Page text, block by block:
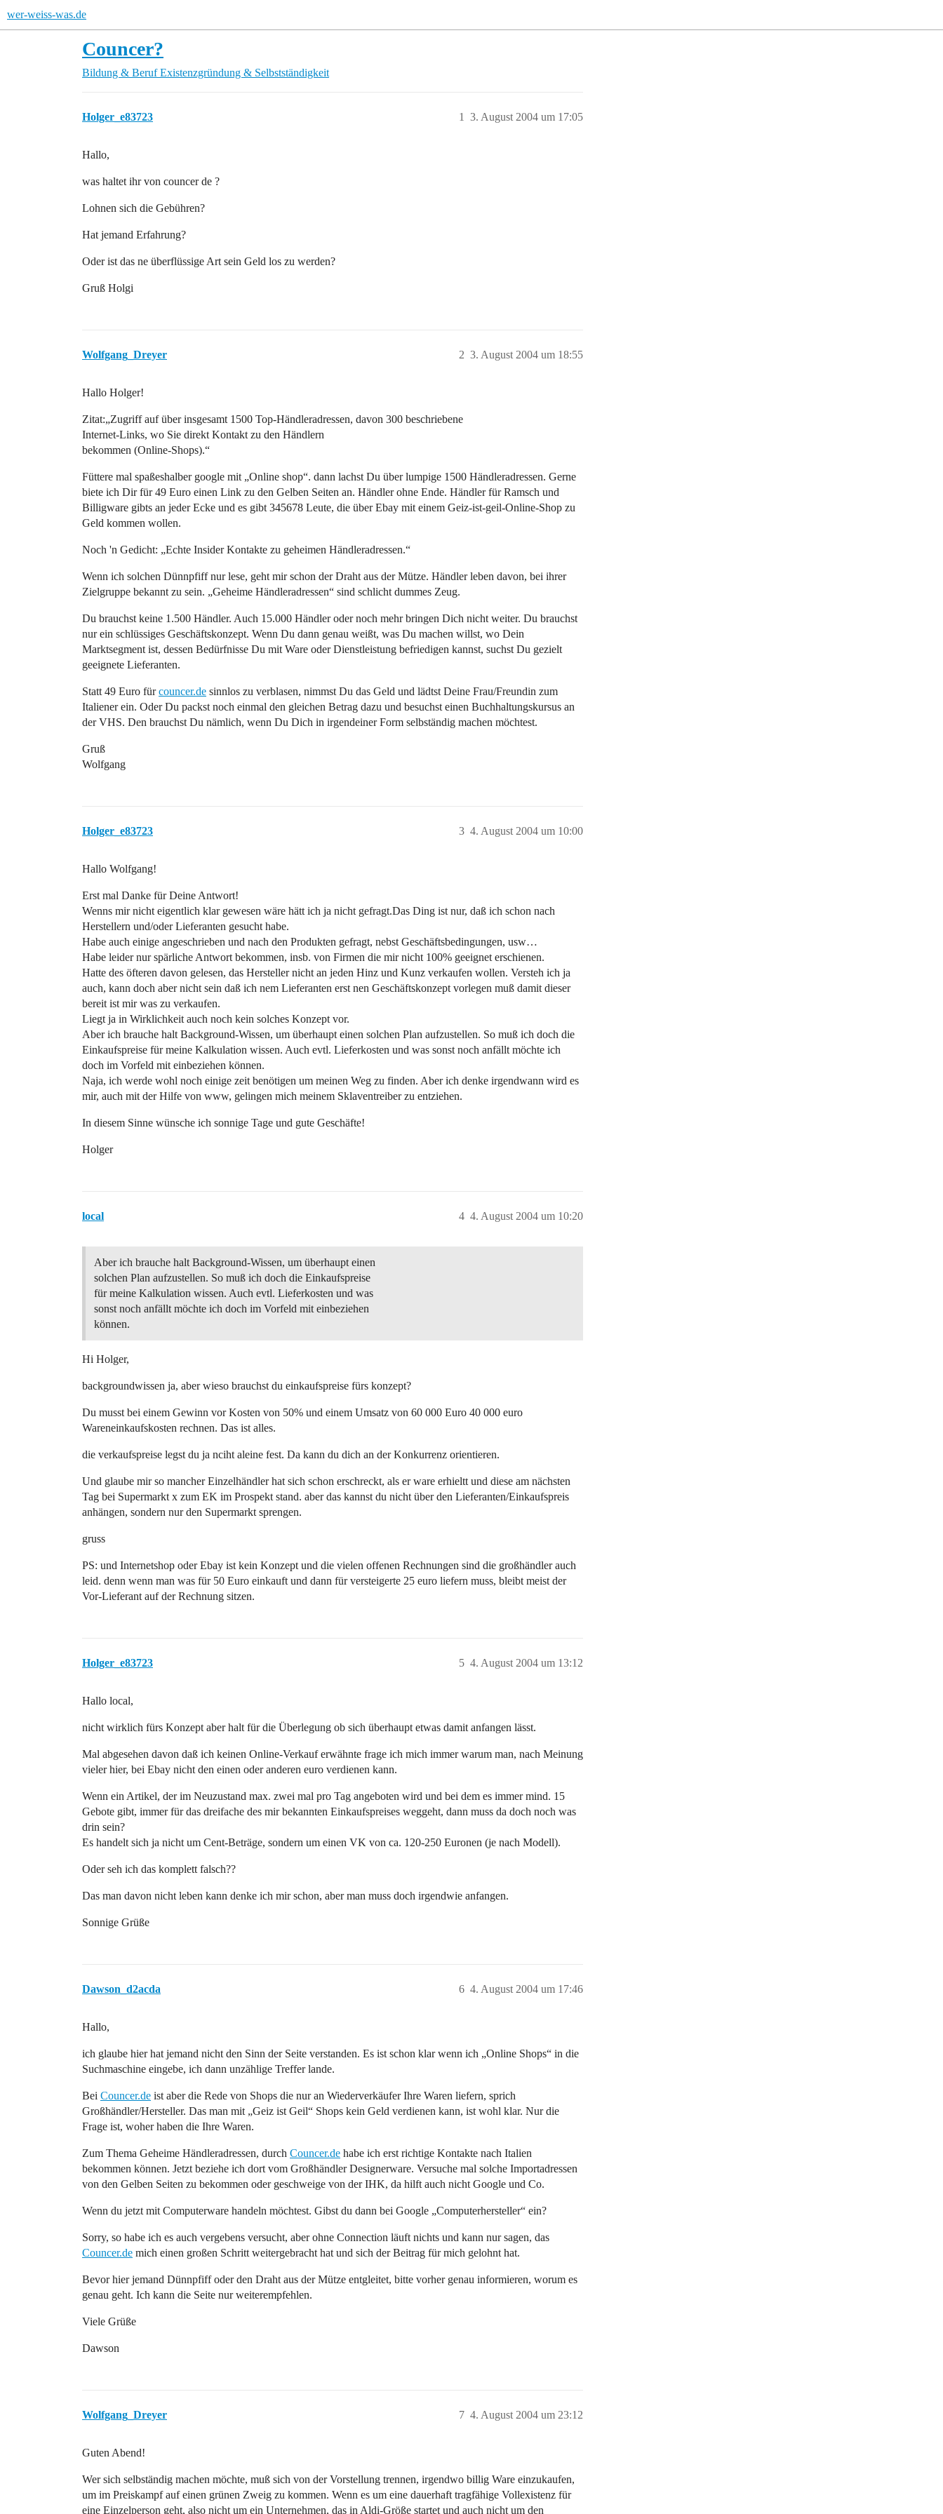
wer-weiss-was.de
Councer?
Bildung & Beruf Existenzgründung & Selbstständigkeit
Holger_e83723 3. August 2004 um 17:05
1
Hallo,
was haltet ihr von councer de ?
Lohnen sich die Gebühren?
Hat jemand Erfahrung?
Oder ist das ne überflüssige Art sein Geld los zu werden?
Gruß Holgi
Wolfgang_Dreyer 3. August 2004 um 18:55
2
Hallo Holger!
Zitat:„Zugriff auf über insgesamt 1500 Top-Händleradressen, davon 300 beschriebene
Internet-Links, wo Sie direkt Kontakt zu den Händlern
bekommen (Online-Shops).“
Füttere mal spaßeshalber google mit „Online shop“. dann lachst Du über lumpige 1500 Händleradressen. Gerne
biete ich Dir für 49 Euro einen Link zu den Gelben Seiten an. Händler ohne Ende. Händler für Ramsch und
Billigware gibts an jeder Ecke und es gibt 345678 Leute, die über Ebay mit einem Geiz-ist-geil-Online-Shop zu
Geld kommen wollen.
Noch 'n Gedicht: „Echte Insider Kontakte zu geheimen Händleradressen.“
Wenn ich solchen Dünnpfiff nur lese, geht mir schon der Draht aus der Mütze. Händler leben davon, bei ihrer
Zielgruppe bekannt zu sein. „Geheime Händleradressen“ sind schlicht dummes Zeug.
Du brauchst keine 1.500 Händler. Auch 15.000 Händler oder noch mehr bringen Dich nicht weiter. Du brauchst
nur ein schlüssiges Geschäftskonzept. Wenn Du dann genau weißt, was Du machen willst, wo Dein
Marktsegment ist, dessen Bedürfnisse Du mit Ware oder Dienstleistung befriedigen kannst, suchst Du gezielt
geeignete Lieferanten.
Statt 49 Euro fürcouncer.de sinnlos zu verblasen, nimmst Du das Geld und lädtst Deine Frau/Freundin zum
Italiener ein. Oder Du packst noch einmal den gleichen Betrag dazu und besuchst einen Buchhaltungskursus an
der VHS. Den brauchst Du nämlich, wenn Du Dich in irgendeiner Form selbständig machen möchtest.
Gruß
Wolfgang
Holger_e83723 4. August 2004 um 10:00
3
Hallo Wolfgang!
Erst mal Danke für Deine Antwort!
Wenns mir nicht eigentlich klar gewesen wäre hätt ich ja nicht gefragt.Das Ding ist nur, daß ich schon nach
Herstellern und/oder Lieferanten gesucht habe.
Habe auch einige angeschrieben und nach den Produkten gefragt, nebst Geschäftsbedingungen, usw…
Habe leider nur spärliche Antwort bekommen, insb. von Firmen die mir nicht 100% geeignet erschienen.
Hatte des öfteren davon gelesen, das Hersteller nicht an jeden Hinz und Kunz verkaufen wollen. Versteh ich ja
auch, kann doch aber nicht sein daß ich nem Lieferanten erst nen Geschäftskonzept vorlegen muß damit dieser
bereit ist mir was zu verkaufen.
Liegt ja in Wirklichkeit auch noch kein solches Konzept vor.
Aber ich brauche halt Background-Wissen, um überhaupt einen solchen Plan aufzustellen. So muß ich doch die
Einkaufspreise für meine Kalkulation wissen. Auch evtl. Lieferkosten und was sonst noch anfällt möchte ich
doch im Vorfeld mit einbeziehen können.
Naja, ich werde wohl noch einige zeit benötigen um meinen Weg zu finden. Aber ich denke irgendwann wird es
mir, auch mit der Hilfe von www, gelingen mich meinem Sklaventreiber zu entziehen.
In diesem Sinne wünsche ich sonnige Tage und gute Geschäfte!
Holger
local 4. August 2004 um 10:20
4
Aber ich brauche halt Background-Wissen, um überhaupt einen
solchen Plan aufzustellen. So muß ich doch die Einkaufspreise
für meine Kalkulation wissen. Auch evtl. Lieferkosten und was
sonst noch anfällt möchte ich doch im Vorfeld mit einbeziehen
können.
Hi Holger,
backgroundwissen ja, aber wieso brauchst du einkaufspreise fürs konzept?
Du musst bei einem Gewinn vor Kosten von 50% und einem Umsatz von 60 000 Euro 40 000 euro
Wareneinkaufskosten rechnen. Das ist alles.
die verkaufspreise legst du ja nciht aleine fest. Da kann du dich an der Konkurrenz orientieren.
Und glaube mir so mancher Einzelhändler hat sich schon erschreckt, als er ware erhieltt und diese am nächsten
Tag bei Supermarkt x zum EK im Prospekt stand. aber das kannst du nicht über den Lieferanten/Einkaufspreis
anhängen, sondern nur den Supermarkt sprengen.
gruss
PS: und Internetshop oder Ebay ist kein Konzept und die vielen offenen Rechnungen sind die großhändler auch
leid. denn wenn man was für 50 Euro einkauft und dann für versteigerte 25 euro liefern muss, bleibt meist der
Vor-Lieferant auf der Rechnung sitzen.
Holger_e83723 4. August 2004 um 13:12
5
Hallo local,
nicht wirklich fürs Konzept aber halt für die Überlegung ob sich überhaupt etwas damit anfangen lässt.
Mal abgesehen davon daß ich keinen Online-Verkauf erwähnte frage ich mich immer warum man, nach Meinung
vieler hier, bei Ebay nicht den einen oder anderen euro verdienen kann.
Wenn ein Artikel, der im Neuzustand max. zwei mal pro Tag angeboten wird und bei dem es immer mind. 15
Gebote gibt, immer für das dreifache des mir bekannten Einkaufspreises weggeht, dann muss da doch noch was
drin sein?
Es handelt sich ja nicht um Cent-Beträge, sondern um einen VK von ca. 120-250 Euronen (je nach Modell).
Oder seh ich das komplett falsch??
Das man davon nicht leben kann denke ich mir schon, aber man muss doch irgendwie anfangen.
Sonnige Grüße
Dawson_d2acda 4. August 2004 um 17:46
6
Hallo,
ich glaube hier hat jemand nicht den Sinn der Seite verstanden. Es ist schon klar wenn ich „Online Shops“ in die
Suchmaschine eingebe, ich dann unzählige Treffer lande.
Bei Councer.de ist aber die Rede von Shops die nur an Wiederverkäufer Ihre Waren liefern, sprich
Großhändler/Hersteller. Das man mit „Geiz ist Geil“ Shops kein Geld verdienen kann, ist wohl klar. Nur die
Frage ist, woher haben die Ihre Waren.
Zum Thema Geheime Händleradressen, durch Councer.de habe ich erst richtige Kontakte nach Italien
bekommen können. Jetzt beziehe ich dort vom Großhändler Designerware. Versuche mal solche Importadressen
von den Gelben Seiten zu bekommen oder geschweige von der IHK, da hilft auch nicht Google und Co.
Wenn du jetzt mit Computerware handeln möchtest. Gibst du dann bei Google „Computerhersteller“ ein?
Sorry, so habe ich es auch vergebens versucht, aber ohne Connection läuft nichts und kann nur sagen, das
Councer.de mich einen großen Schritt weitergebracht hat und sich der Beitrag für mich gelohnt hat.
Bevor hier jemand Dünnpfiff oder den Draht aus der Mütze entgleitet, bitte vorher genau informieren, worum es
genau geht. Ich kann die Seite nur weiterempfehlen.
Viele Grüße
Dawson
Wolfgang_Dreyer 4. August 2004 um 23:12
7
Guten Abend!
Wer sich selbständig machen möchte, muß sich von der Vorstellung trennen, irgendwo billig Ware einzukaufen,
um im Preiskampf auf einen grünen Zweig zu kommen. Wenn es um eine dauerhaft tragfähige Vollexistenz für
eine Einzelperson geht, also nicht um ein Unternehmen, das in Aldi-Größe startet und auch nicht um den